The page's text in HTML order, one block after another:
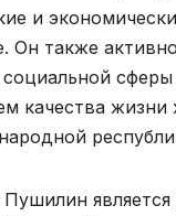
и
Он также
качества жизни